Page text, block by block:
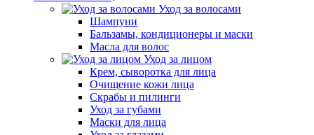
Уход за волосами
Шампуни
Бальзамы, кондиционеры и маски
Масла для волос
Уход за лицом
Крем, сыворотка для лица
Очищение кожи лица
Скрабы и пилинги
Уход за губами
Маски для лица